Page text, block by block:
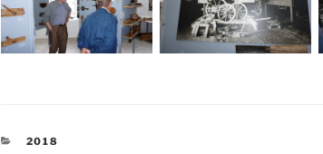
CATEGORIES
2018